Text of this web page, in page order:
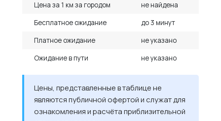
Цена за 1 км за городом
не найдена
Бесплатное ожидание
до 3 минут
Платное ожидание
не указано
Ожидание в пути
не указано
Цены, представленные в таблице не
являются публичной офертой и служат для
ознакомления и расчёта приблизительной